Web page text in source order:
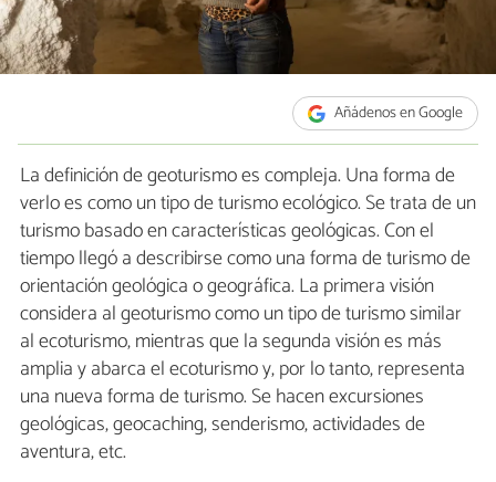
Añádenos en Google
La definición de geoturismo es compleja. Una forma de
verlo es como un tipo de turismo ecológico. Se trata de un
turismo basado en características geológicas. Con el
tiempo llegó a describirse como una forma de turismo de
orientación geológica o geográfica. La primera visión
considera al geoturismo como un tipo de turismo similar
al ecoturismo, mientras que la segunda visión es más
amplia y abarca el ecoturismo y, por lo tanto, representa
una nueva forma de turismo. Se hacen excursiones
geológicas, geocaching, senderismo, actividades de
aventura, etc.